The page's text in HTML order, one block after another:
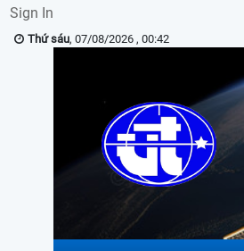
Sign In
Thứ sáu, 07/08/2026 , 00:42